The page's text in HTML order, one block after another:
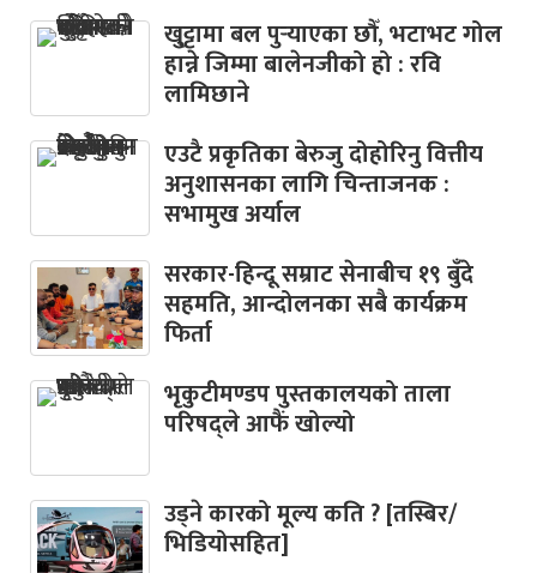
खु्ट्टामा बल पुर्‍याएका छौँ, भटाभट गोल
हान्ने जिम्मा बालेनजीको हो : रवि
लामिछाने
एउटै प्रकृतिका बेरुजु दोहोरिनु वित्तीय
अनुशासनका लागि चिन्ताजनक :
सभामुख अर्याल
सरकार-हिन्दू सम्राट सेनाबीच १९ बुँदे
सहमति, आन्दोलनका सबै कार्यक्रम
फिर्ता
भृकुटीमण्डप पुस्तकालयको ताला
परिषद्ले आफैं खोल्यो
उड्ने कारको मूल्य कति ? [तस्बिर/
भिडियोसहित]